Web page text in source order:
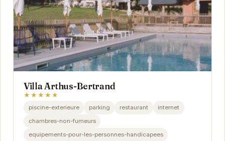
Villa Arthus-Bertrand
★★★★★
piscine-exterieure parking restaurant
internet
chambres-non-fumeurs
equipements-pour-les-personnes-handicapees